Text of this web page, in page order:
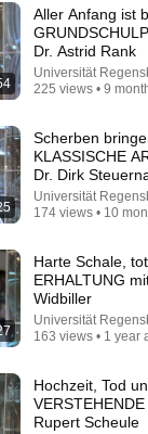
Me $2m To Keep
Coming!
9.5M views
Aller Anfang ist
Dr. Astrid Rank
Universität
225 views • 9
Scherben
KLASSISCHE
Dr. Dirk
Universität
174 views • 10
Harte Schale,
ERHALTUNG
Widbiller
Universität
163 views • 1 year
Hochzeit, Tod
Rupert Scheule